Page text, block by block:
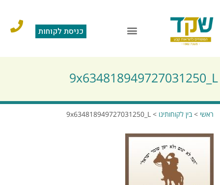
כניסת לקוחות
9x634818949727031250_L
ראשי >בין לקוחותינו >
9x634818949727031250_L